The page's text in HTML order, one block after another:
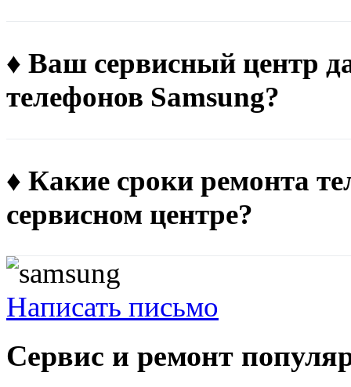
♦ Ваш сервисный центр
телефонов Samsung?
♦ Какие сроки ремонта
сервисном центре?
Написать письмо
Сервис и ремонт